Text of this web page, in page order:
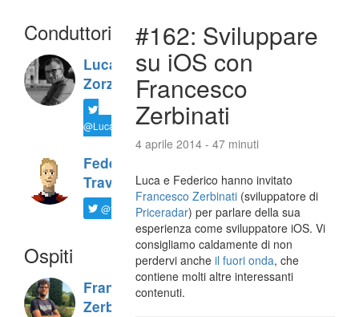
Conduttori
Luca
Zorzi
@LucaTNT
Federico
Travaini
@ftrava
Ospiti
Francesco
Zerbinati
#162: Sviluppare
su iOS con
Francesco
Zerbinati
4 aprile 2014 - 47 minuti
Luca e Federico hanno invitato
Francesco Zerbinati (sviluppatore di
Priceradar) per parlare della sua
esperienza come sviluppatore iOS. Vi
consigliamo caldamente di non
perdervi ancheil fuori onda, che
contiene molti altre interessanti
contenuti.